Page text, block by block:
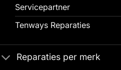
Servicepartner
Tenways Reparaties
Reparaties per merk